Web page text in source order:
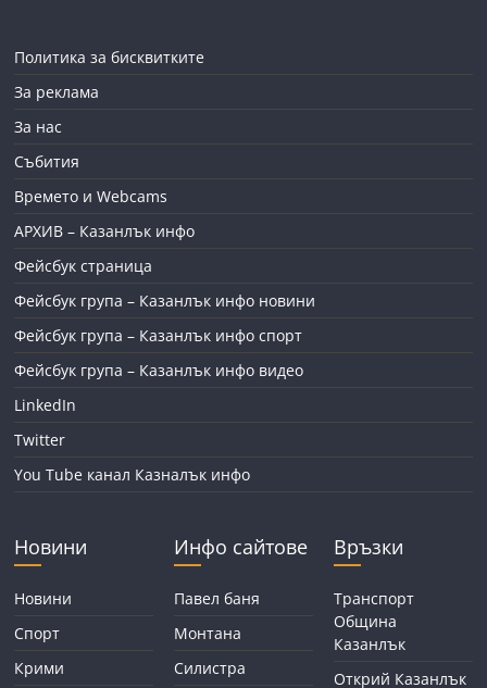
Политика за бисквитките
За реклама
За нас
Събития
Времето и Webcams
АРХИВ – Казанлък инфо
Фейсбук страница
Фейсбук група – Казанлък инфо новини
Фейсбук група – Казанлък инфо спорт
Фейсбук група – Казанлък инфо видео
LinkedIn
Twitter
You Tube канал Казналък инфо
Новини
Новини
Спорт
Крими
Инфо сайтове
Павел баня
Монтана
Силистра
Връзки
Транспорт
Община
Казанлък
Открий Казанлък